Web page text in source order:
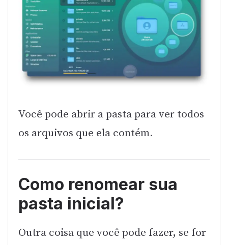
Você pode abrir a pasta para ver todos
os arquivos que ela contém.
Como renomear sua
pasta inicial?
Outra coisa que você pode fazer, se for